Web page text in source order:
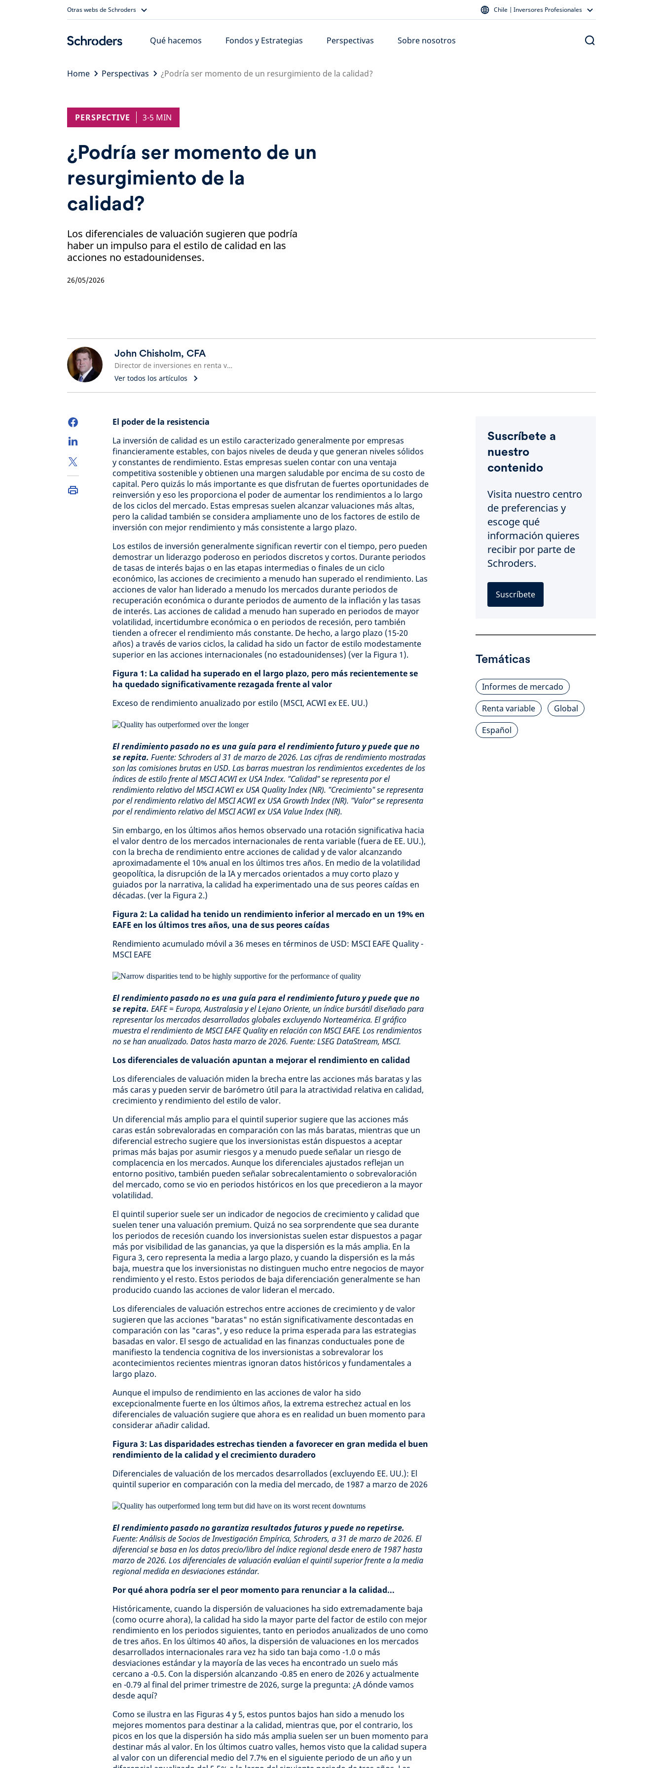
Otras webs de Schroders Chile | Inversores Profesionales
Qué hacemos Fondos y Estrategias Perspectivas Sobre nosotros
Home Perspectivas ¿Podría ser momento de un resurgimiento de la calidad?
PERSPECTIVE 3-5 MIN
¿Podría ser momento de un
resurgimiento de la
calidad?
Los diferenciales de valuación sugieren que podría
haber un impulso para el estilo de calidad en las
acciones no estadounidenses.
26/05/2026
John Chisholm, CFA
Director de inversiones en renta variable global e internacional
Ver todos los artículos
El poder de la resistencia
La inversión de calidad es un estilo caracterizado generalmente por empresas
financieramente estables, con bajos niveles de deuda y que generan niveles sólidos
y constantes de rendimiento. Estas empresas suelen contar con una ventaja
competitiva sostenible y obtienen una margen saludable por encima de su costo de
capital. Pero quizás lo más importante es que disfrutan de fuertes oportunidades de
reinversión y eso les proporciona el poder de aumentar los rendimientos a lo largo
de los ciclos del mercado. Estas empresas suelen alcanzar valuaciones más altas,
pero la calidad también se considera ampliamente uno de los factores de estilo de
inversión con mejor rendimiento y más consistente a largo plazo.
Los estilos de inversión generalmente significan revertir con el tiempo, pero pueden
demostrar un liderazgo poderoso en periodos discretos y cortos. Durante periodos
de tasas de interés bajas o en las etapas intermedias o finales de un ciclo
económico, las acciones de crecimiento a menudo han superado el rendimiento. Las
acciones de valor han liderado a menudo los mercados durante periodos de
recuperación económica o durante periodos de aumento de la inflación y las tasas
de interés. Las acciones de calidad a menudo han superado en periodos de mayor
volatilidad, incertidumbre económica o en periodos de recesión, pero también
tienden a ofrecer el rendimiento más constante. De hecho, a largo plazo (15-20
años) a través de varios ciclos, la calidad ha sido un factor de estilo modestamente
superior en las acciones internacionales (no estadounidenses) (ver la Figura 1).
Figura 1: La calidad ha superado en el largo plazo, pero más recientemente se
ha quedado significativamente rezagada frente al valor
Exceso de rendimiento anualizado por estilo (MSCI, ACWI ex EE. UU.)
El rendimiento pasado no es una guía para el rendimiento futuro y puede que no
se repita. Fuente: Schroders al 31 de marzo de 2026. Las cifras de rendimiento mostradas
son las comisiones brutas en USD. Las barras muestran los rendimientos excedentes de los
índices de estilo frente al MSCI ACWI ex USA Index. "Calidad" se representa por el
rendimiento relativo del MSCI ACWI ex USA Quality Index (NR). "Crecimiento" se representa
por el rendimiento relativo del MSCI ACWI ex USA Growth Index (NR). "Valor" se representa
por el rendimiento relativo del MSCI ACWI ex USA Value Index (NR).
Sin embargo, en los últimos años hemos observado una rotación significativa hacia
el valor dentro de los mercados internacionales de renta variable (fuera de EE. UU.),
con la brecha de rendimiento entre acciones de calidad y de valor alcanzando
aproximadamente el 10% anual en los últimos tres años. En medio de la volatilidad
geopolítica, la disrupción de la IA y mercados orientados a muy corto plazo y
guiados por la narrativa, la calidad ha experimentado una de sus peores caídas en
décadas. (ver la Figura 2.)
Figura 2: La calidad ha tenido un rendimiento inferior al mercado en un 19% en
EAFE en los últimos tres años, una de sus peores caídas
Rendimiento acumulado móvil a 36 meses en términos de USD: MSCI EAFE Quality -
MSCI EAFE
El rendimiento pasado no es una guía para el rendimiento futuro y puede que no
se repita. EAFE = Europa, Australasia y el Lejano Oriente, un índice bursátil diseñado para
representar los mercados desarrollados globales excluyendo Norteamérica. El gráfico
muestra el rendimiento de MSCI EAFE Quality en relación con MSCI EAFE. Los rendimientos
no se han anualizado. Datos hasta marzo de 2026. Fuente: LSEG DataStream, MSCI.
Los diferenciales de valuación apuntan a mejorar el rendimiento en calidad
Los diferenciales de valuación miden la brecha entre las acciones más baratas y las
más caras y pueden servir de barómetro útil para la atractividad relativa en calidad,
crecimiento y rendimiento del estilo de valor.
Un diferencial más amplio para el quintil superior sugiere que las acciones más
caras están sobrevaloradas en comparación con las más baratas, mientras que un
diferencial estrecho sugiere que los inversionistas están dispuestos a aceptar
primas más bajas por asumir riesgos y a menudo puede señalar un riesgo de
complacencia en los mercados. Aunque los diferenciales ajustados reflejan un
entorno positivo, también pueden señalar sobrecalentamiento o sobrevaloración
del mercado, como se vio en periodos históricos en los que precedieron a la mayor
volatilidad.
El quintil superior suele ser un indicador de negocios de crecimiento y calidad que
suelen tener una valuación premium. Quizá no sea sorprendente que sea durante
los periodos de recesión cuando los inversionistas suelen estar dispuestos a pagar
más por visibilidad de las ganancias, ya que la dispersión es la más amplia. En la
Figura 3, cero representa la media a largo plazo, y cuando la dispersión es la más
baja, muestra que los inversionistas no distinguen mucho entre negocios de mayor
rendimiento y el resto. Estos periodos de baja diferenciación generalmente se han
producido cuando las acciones de valor lideran el mercado.
Los diferenciales de valuación estrechos entre acciones de crecimiento y de valor
sugieren que las acciones "baratas" no están significativamente descontadas en
comparación con las "caras", y eso reduce la prima esperada para las estrategias
basadas en valor. El sesgo de actualidad en las finanzas conductuales pone de
manifiesto la tendencia cognitiva de los inversionistas a sobrevalorar los
acontecimientos recientes mientras ignoran datos históricos y fundamentales a
largo plazo.
Aunque el impulso de rendimiento en las acciones de valor ha sido
excepcionalmente fuerte en los últimos años, la extrema estrechez actual en los
diferenciales de valuación sugiere que ahora es en realidad un buen momento para
considerar añadir calidad.
Figura 3: Las disparidades estrechas tienden a favorecer en gran medida el buen
rendimiento de la calidad y el crecimiento duradero
Diferenciales de valuación de los mercados desarrollados (excluyendo EE. UU.): El
quintil superior en comparación con la media del mercado, de 1987 a marzo de 2026
El rendimiento pasado no garantiza resultados futuros y puede no repetirse.
Fuente: Análisis de Socios de Investigación Empírica, Schroders, a 31 de marzo de 2026. El
diferencial se basa en los datos precio/libro del índice regional desde enero de 1987 hasta
marzo de 2026. Los diferenciales de valuación evalúan el quintil superior frente a la media
regional medida en desviaciones estándar.
Por qué ahora podría ser el peor momento para renunciar a la calidad...
Históricamente, cuando la dispersión de valuaciones ha sido extremadamente baja
(como ocurre ahora), la calidad ha sido la mayor parte del factor de estilo con mejor
rendimiento en los periodos siguientes, tanto en periodos anualizados de uno como
de tres años. En los últimos 40 años, la dispersión de valuaciones en los mercados
desarrollados internacionales rara vez ha sido tan baja como -1.0 o más
desviaciones estándar y la mayoría de las veces ha encontrado un suelo más
cercano a -0.5. Con la dispersión alcanzando -0.85 en enero de 2026 y actualmente
en -0.79 al final del primer trimestre de 2026, surge la pregunta: ¿A dónde vamos
desde aquí?
Como se ilustra en las Figuras 4 y 5, estos puntos bajos han sido a menudo los
mejores momentos para destinar a la calidad, mientras que, por el contrario, los
picos en los que la dispersión ha sido más amplia suelen ser un buen momento para
destinar más al valor. En los últimos cuatro valles, hemos visto que la calidad supera
al valor con un diferencial medio del 7.7% en el siguiente periodo de un año y un
Suscríbete a
nuestro
contenido
Visita nuestro centro
de preferencias y
escoge qué
información quieres
recibir por parte de
Schroders.
Suscríbete
Temáticas
Informes de mercado
Renta variable
Global
Español